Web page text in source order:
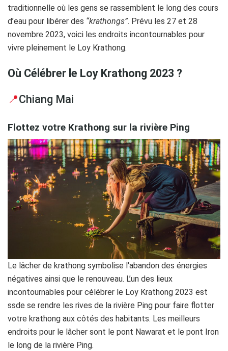
traditionnelle où les gens se rassemblent le long des cours
d’eau pour libérer des “krathongs”. Prévu les 27 et 28
novembre 2023, voici les endroits incontournables pour
vivre pleinement le Loy Krathong.
Où Célébrer le Loy Krathong 2023 ?
📍Chiang Mai
Flottez votre Krathong sur la rivière Ping
Le lâcher de krathong symbolise l'abandon des énergies
négatives ainsi que le renouveau. L’un des lieux
incontournables pour célébrer le Loy Krathong 2023 est
ssde se rendre les rives de la rivière Ping pour faire flotter
votre krathong aux côtés des habitants. Les meilleurs
endroits pour le lâcher sont le pont Nawarat et le pont Iron
le long de la rivière Ping.